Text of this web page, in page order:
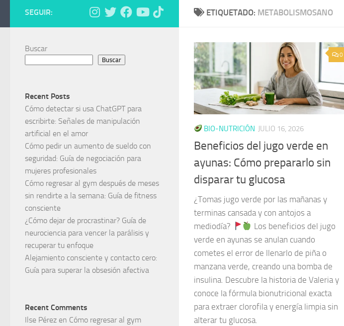
ETIQUETADO: METABOLISMOSANO
0
BIO-NUTRICIÓN JULIO 16, 2026
Beneficios del jugo verde en
ayunas: Cómo prepararlo sin
disparar tu glucosa
¿Tomas jugo verde por las mañanas y
terminas cansada y con antojos a
mediodía?
Los beneficios del jugo
verde en ayunas se anulan cuando
cometes el error de llenarlo de piña o
manzana verde, creando una bomba de
insulina. Descubre la historia de Valeria y
conoce la fórmula bionutricional exacta
para extraer clorofila y energía limpia sin
alterar tu glucosa.
SEGUIR:
Buscar
Buscar
Recent Posts
Cómo detectar si usa ChatGPT para
escribirte: Señales de manipulación
artificial en el amor
Cómo pedir un aumento de sueldo con
seguridad: Guía de negociación para
mujeres profesionales
Cómo regresar al gym después de meses
sin rendirte a la semana: Guía de fitness
consciente
¿Cómo dejar de procrastinar? Guía de
neurociencia para vencer la parálisis y
recuperar tu enfoque
Alejamiento consciente y contacto cero:
Guía para superar la obsesión afectiva
Recent Comments
Ilse Pérez en Cómo regresar al gym